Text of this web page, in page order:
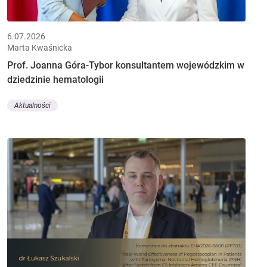
6.07.2026
Marta Kwaśnicka
Prof. Joanna Góra-Tybor konsultantem wojewódzkim w
dziedzinie hematologii
Aktualności